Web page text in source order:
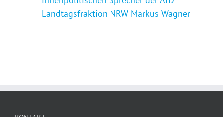
Landtagsfraktion NRW Markus Wagner